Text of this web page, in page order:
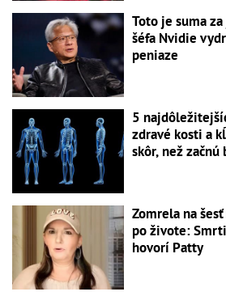
Toto je suma
šéfa Nvidie
peniaze
5
zdravé kosti a
skôr, než
Zomrela na
po živote:
hovorí Patty